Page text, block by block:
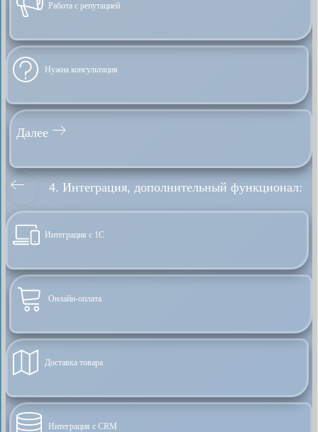
Работа с репутацией
Нужна консультация
Далее
4. Интеграция, дополнительный функционал:
Интеграция с 1С
Онлайн-оплата
Доставка товара
Интеграция с CRM